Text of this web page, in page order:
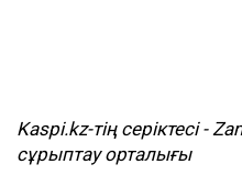
Kaspi.kz-тің серіктесі -
сұрыптау орталығы